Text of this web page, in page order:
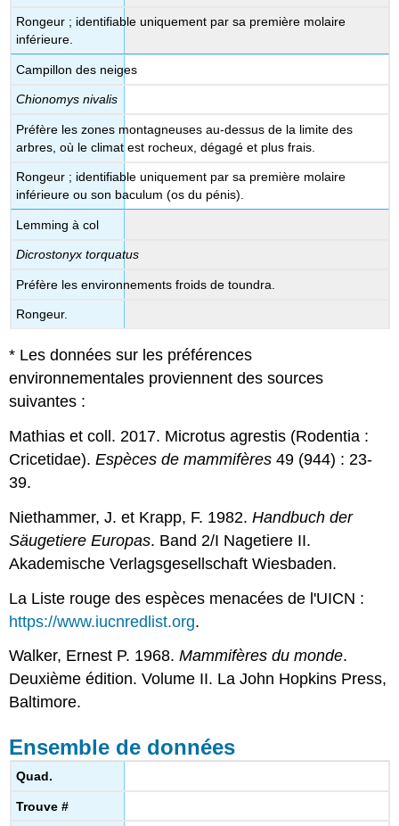
Rongeur ; identifiable uniquement par sa première molaire
inférieure.
Campillon des neiges
Chionomys nivalis
Préfère les zones montagneuses au-dessus de la limite des
arbres, où le climat est rocheux, dégagé et plus frais.
Rongeur ; identifiable uniquement par sa première molaire
inférieure ou son baculum (os du pénis).
Lemming à col
Dicrostonyx torquatus
Préfère les environnements froids de toundra.
Rongeur.
* Les données sur les préférences
environnementales proviennent des sources
suivantes :
Mathias et coll. 2017. Microtus agrestis (Rodentia :
Cricetidae).Espèces de mammifères 49 (944) : 23-
39.
Niethammer, J. et Krapp, F. 1982.Handbuch der
Säugetiere Europas. Band 2/I Nagetiere II.
Akademische Verlagsgesellschaft Wiesbaden.
La Liste rouge des espèces menacées de l'UICN :
https://www.iucnredlist.org.
Walker, Ernest P. 1968.Mammifères du monde.
Deuxième édition. Volume II. La John Hopkins Press,
Baltimore.
Ensemble de données
Quad.
Trouve #